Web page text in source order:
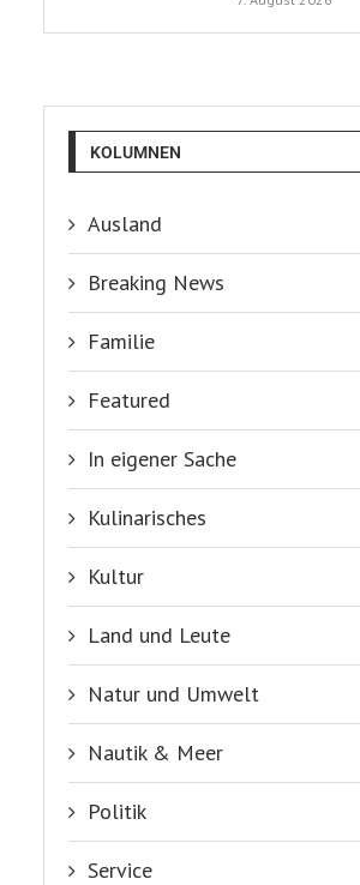
KOLUMNEN
Ausland
Breaking News
Familie
Featured
In eigener Sache
Kulinarisches
Kultur
Land und Leute
Natur und Umwelt
Nautik & Meer
Politik
Service